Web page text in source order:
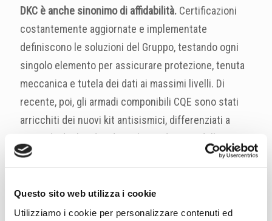
Questo sito web utilizza i cookie
Utilizziamo i cookie per personalizzare contenuti ed
DKC è anche sinonimo di affidabilità. Certificazioni
costantemente aggiornate e implementate
definiscono le soluzioni del Gruppo, testando ogni
singolo elemento per assicurare protezione, tenuta
meccanica e tutela dei dati ai massimi livelli. Di
recente, poi, gli armadi componibili CQE sono stati
arricchiti dei nuovi kit antisismici, differenziati a
seconda degli indici di rischio e, dunque, delle
diverse aree geografiche. Tre i modelli che si
che corrispondono ad altrettanti carichi di peso sulla
piastra interna variabili tra ≤ 150 kg, ≤ 250 kg e ≤